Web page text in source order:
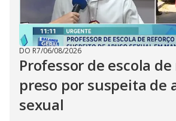
DO R7/06/08/2026
Professor de escola
preso por suspeita de
sexual